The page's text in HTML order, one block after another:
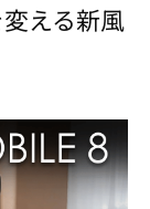
える新風